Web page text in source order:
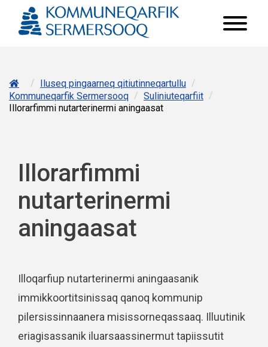
/ Iluseq pingaarneq qitiutinneqartullu /
Kommuneqarfik Sermersooq / Suliniuteqarfiit /
Illorarfimmi nutarterinermi aningaasat
Illorarfimmi
nutarterinermi
aningaasat
Illoqarfiup nutarterinermi aningaasanik
immikkoortitsinissaq qanoq kommunip
pilersissinnaanera misissorneqassaaq. Illuutinik
eriagisassanik iluarsaassinermut tapiissutit